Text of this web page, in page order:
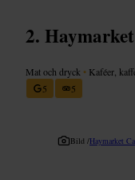
Mat och dryck • Kaféer,
5
5
Bild /Haymarket